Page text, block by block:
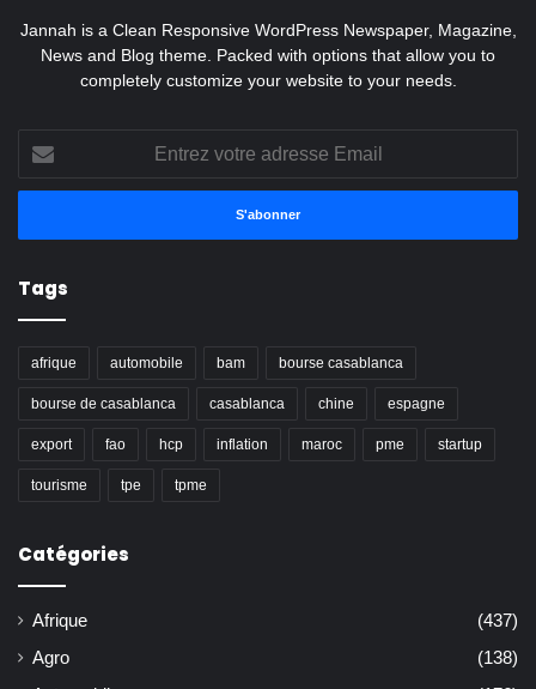
Jannah is a Clean Responsive WordPress Newspaper, Magazine,
News and Blog theme. Packed with options that allow you to
completely customize your website to your needs.
votre
adresse
Tags
afrique automobile bam bourse casablanca
bourse de casablanca casablanca chine espagne
export fao hcp inflation maroc pme startup
tourisme tpe tpme
Catégories
Afrique
(437)
Agro
(138)